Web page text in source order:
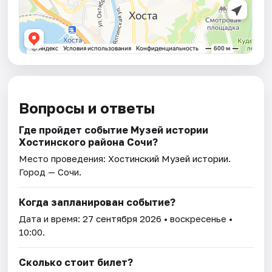
Вопросы и ответы
Где пройдет событие Музей истории
Хостинского района Сочи?
Место проведения:Хостинский Музей истории.
Город — Сочи.
Когда запланирован событие?
Дата и время:27 сентября 2026 • воскресенье •
10:00.
Сколько стоит билет?